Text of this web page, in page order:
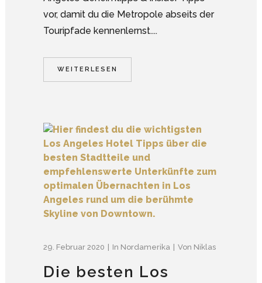
vor, damit du die Metropole abseits der
Touripfade kennenlernst....
WEITERLESEN
29. Februar 2020 In Nordamerika Von Niklas
Die besten Los